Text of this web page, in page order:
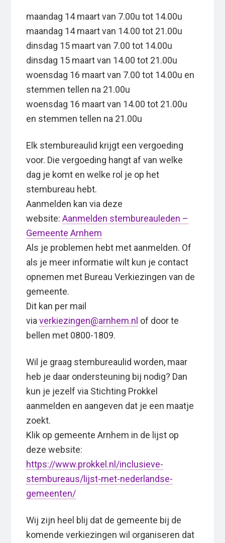
maandag 14 maart van 7.00u tot 14.00u
maandag 14 maart van 14.00 tot 21.00u
dinsdag 15 maart van 7.00 tot 14.00u
dinsdag 15 maart van 14.00 tot 21.00u
woensdag 16 maart van 7.00 tot 14.00u en
stemmen tellen na 21.00u
woensdag 16 maart van 14.00 tot 21.00u
en stemmen tellen na 21.00u
Elk stembureaulid krijgt een vergoeding
voor. Die vergoeding hangt af van welke
dag je komt en welke rol je op het
stembureau hebt.
Aanmelden kan via deze
website:Aanmelden stembureauleden –
Gemeente Arnhem
Als je problemen hebt met aanmelden. Of
als je meer informatie wilt kun je contact
opnemen met Bureau Verkiezingen van de
gemeente.
Dit kan per mail
viaverkiezingen@arnhem.nl of door te
bellen met 0800-1809.
Wil je graag stembureaulid worden, maar
heb je daar ondersteuning bij nodig? Dan
kun je jezelf via Stichting Prokkel
aanmelden en aangeven dat je een maatje
zoekt.
Klik op gemeente Arnhem in de lijst op
deze website:
https://www.prokkel.nl/inclusieve-
stembureaus/lijst-met-nederlandse-
gemeenten/
Wij zijn heel blij dat de gemeente bij de
komende verkiezingen wil organiseren dat